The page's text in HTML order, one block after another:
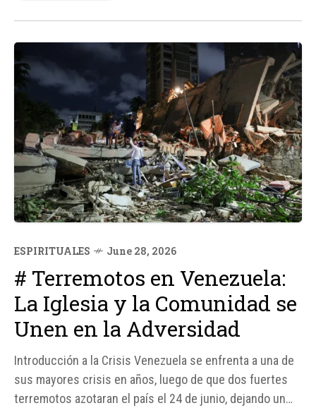
ESPIRITUALES June 28, 2026
# Terremotos en Venezuela:
La Iglesia y la Comunidad se
Unen en la Adversidad
Introducción a la Crisis Venezuela se enfrenta a una de
sus mayores crisis en años, luego de que dos fuertes
terremotos azotaran el país el 24 de junio, dejando un